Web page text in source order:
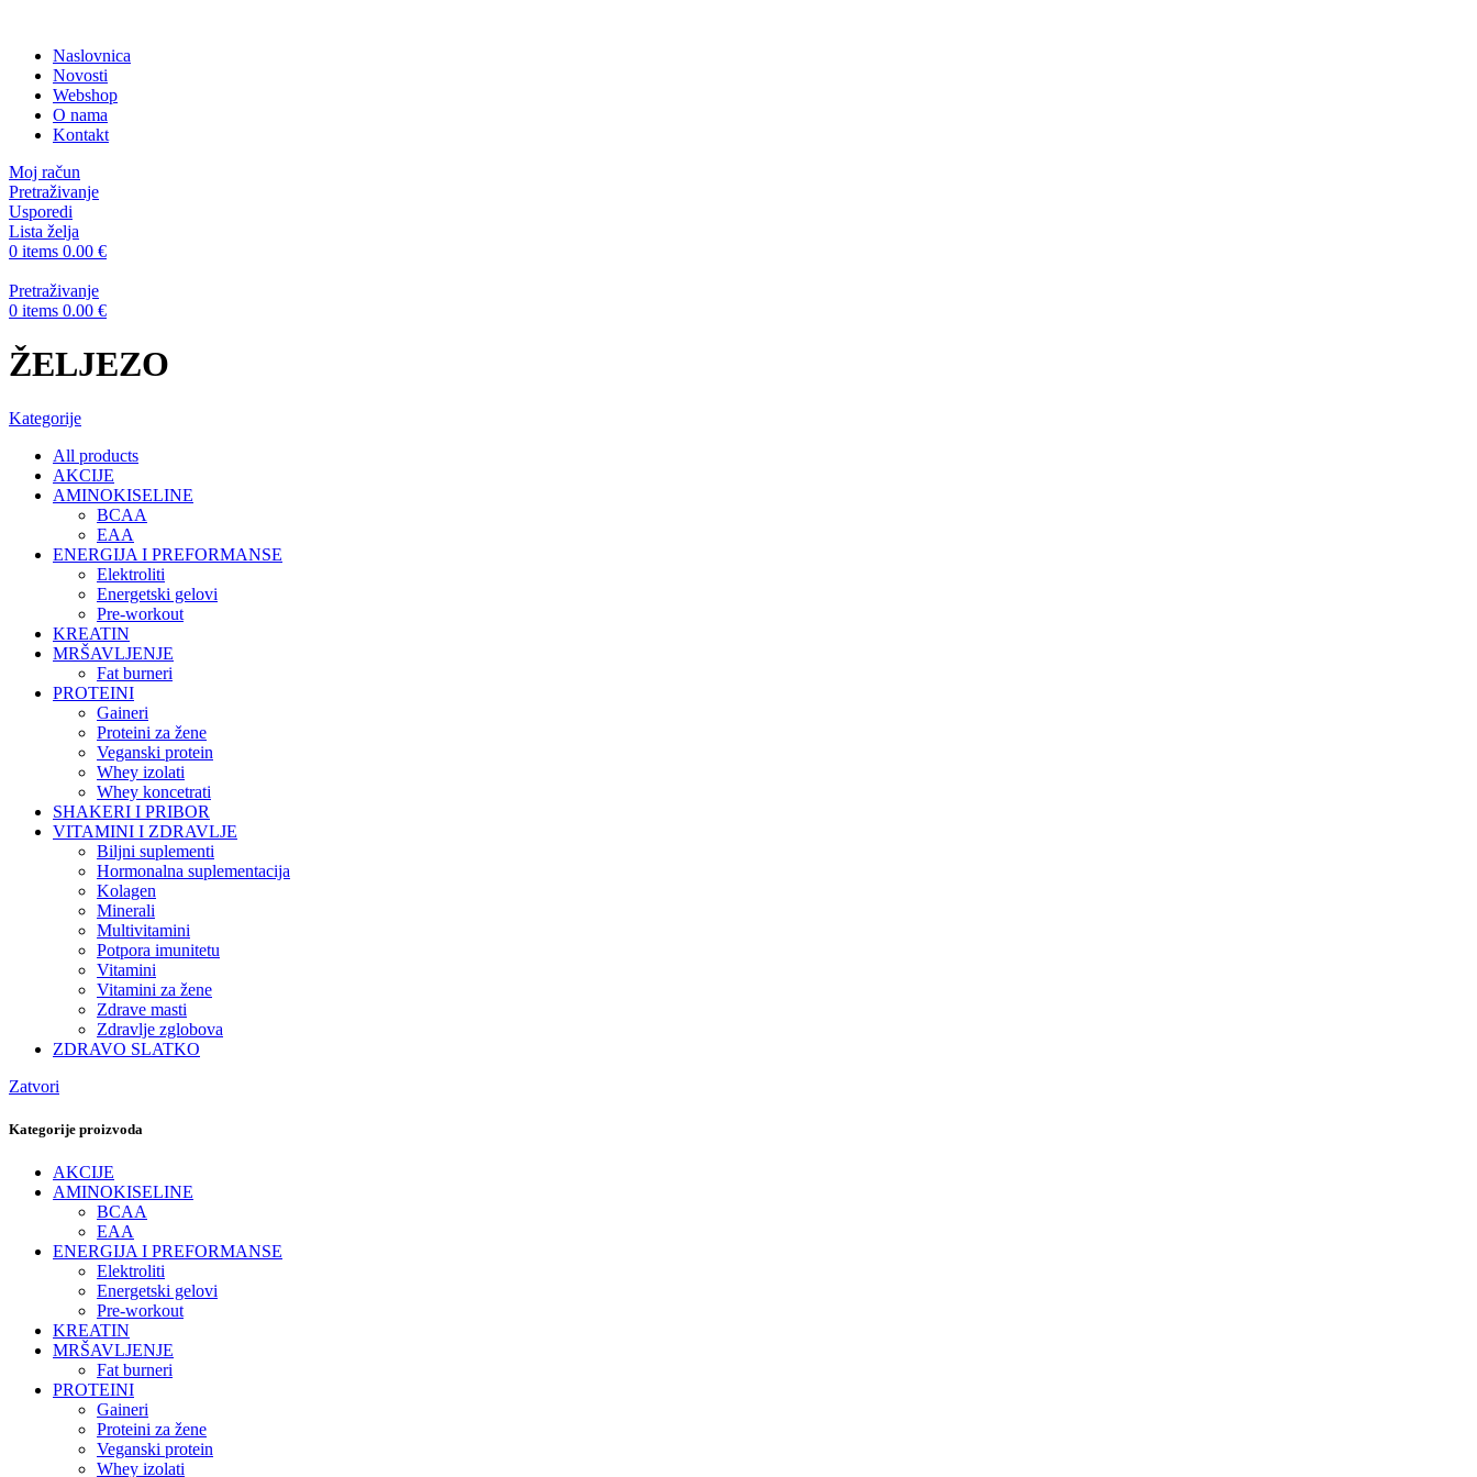
Naslovnica
Novosti
Webshop
O nama
Kontakt
Moj račun
Pretraživanje
Usporedi
Lista želja
0 items 0.00 €
Pretraživanje
0 items 0.00 €
ŽELJEZO
Kategorije
All products
AKCIJE
AMINOKISELINE
BCAA
EAA
ENERGIJA I PREFORMANSE
Elektroliti
Energetski gelovi
Pre-workout
KREATIN
MRŠAVLJENJE
Fat burneri
PROTEINI
Gaineri
Proteini za žene
Veganski protein
Whey izolati
Whey koncetrati
SHAKERI I PRIBOR
VITAMINI I ZDRAVLJE
Biljni suplementi
Hormonalna suplementacija
Kolagen
Minerali
Multivitamini
Potpora imunitetu
Vitamini
Vitamini za žene
Zdrave masti
Zdravlje zglobova
ZDRAVO SLATKO
Zatvori
Kategorije proizvoda
AKCIJE
AMINOKISELINE
BCAA
EAA
ENERGIJA I PREFORMANSE
Elektroliti
Energetski gelovi
Pre-workout
KREATIN
MRŠAVLJENJE
Fat burneri
PROTEINI
Gaineri
Proteini za žene
Veganski protein
Whey izolati